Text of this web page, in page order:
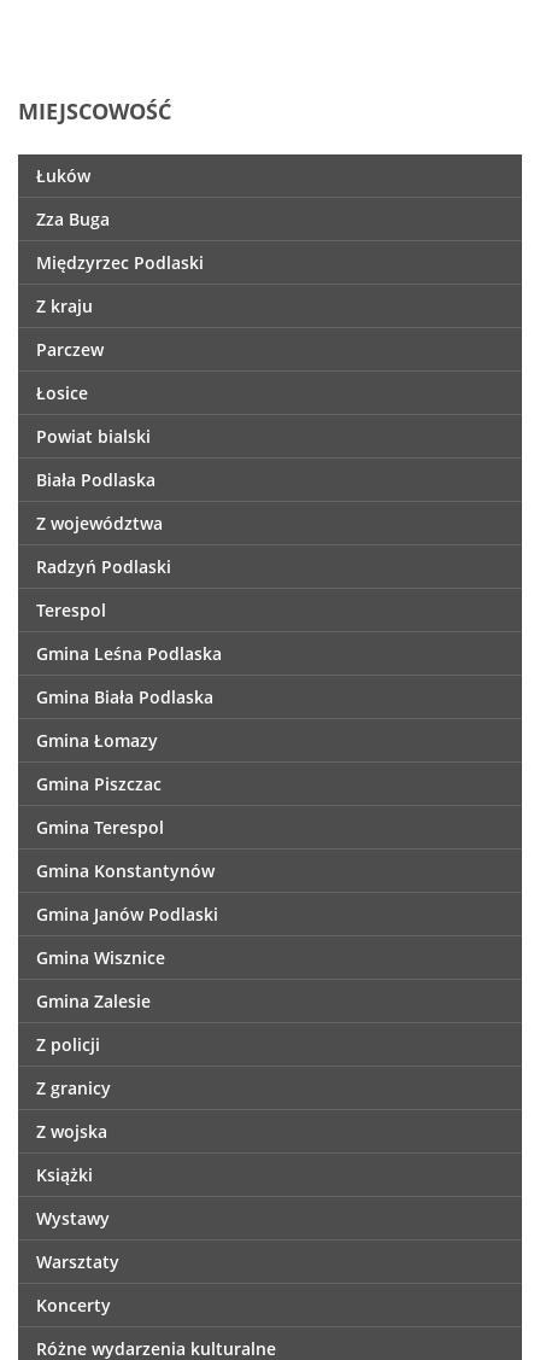
MIEJSCOWOŚĆ
Łuków
Zza Buga
Międzyrzec Podlaski
Z kraju
Parczew
Łosice
Powiat bialski
Biała Podlaska
Z województwa
Radzyń Podlaski
Terespol
Gmina Leśna Podlaska
Gmina Biała Podlaska
Gmina Łomazy
Gmina Piszczac
Gmina Terespol
Gmina Konstantynów
Gmina Janów Podlaski
Gmina Wisznice
Gmina Zalesie
Z policji
Z granicy
Z wojska
Książki
Wystawy
Warsztaty
Koncerty
Różne wydarzenia kulturalne